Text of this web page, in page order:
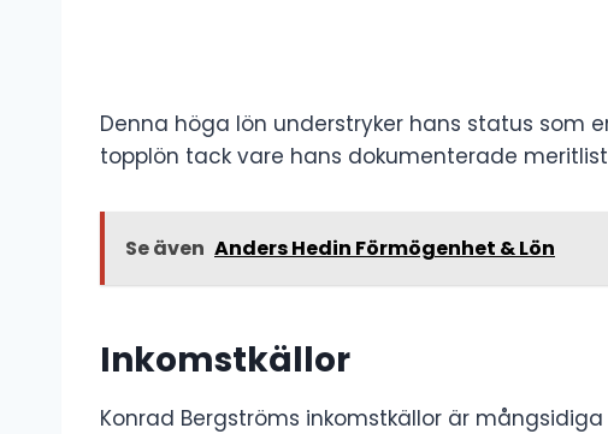
Denna höga lön understryker hans status som
topplön tack vare hans dokumenterade
Se även Anders Hedin Förmögenhet & Lön
Inkomstkällor
Konrad Bergströms inkomstkällor är